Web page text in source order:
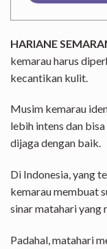
HARIANE
kemarau harus
kecantikan kulit.
Musim kemarau
lebih intens dan
dijaga dengan baik.
Di Indonesia, yang
kemarau membuat
sinar matahari yang
Padahal, matahari